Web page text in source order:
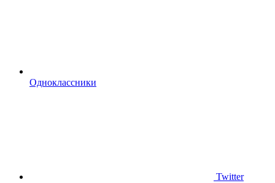
Одноклассники
Twitter